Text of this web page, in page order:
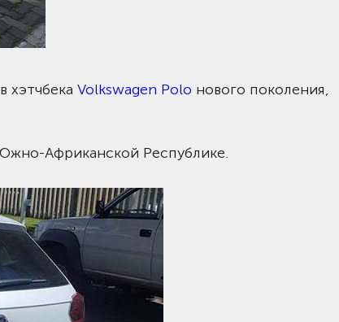
хэтчбека Volkswagen Polo нового поколения,
Африканской Республике.